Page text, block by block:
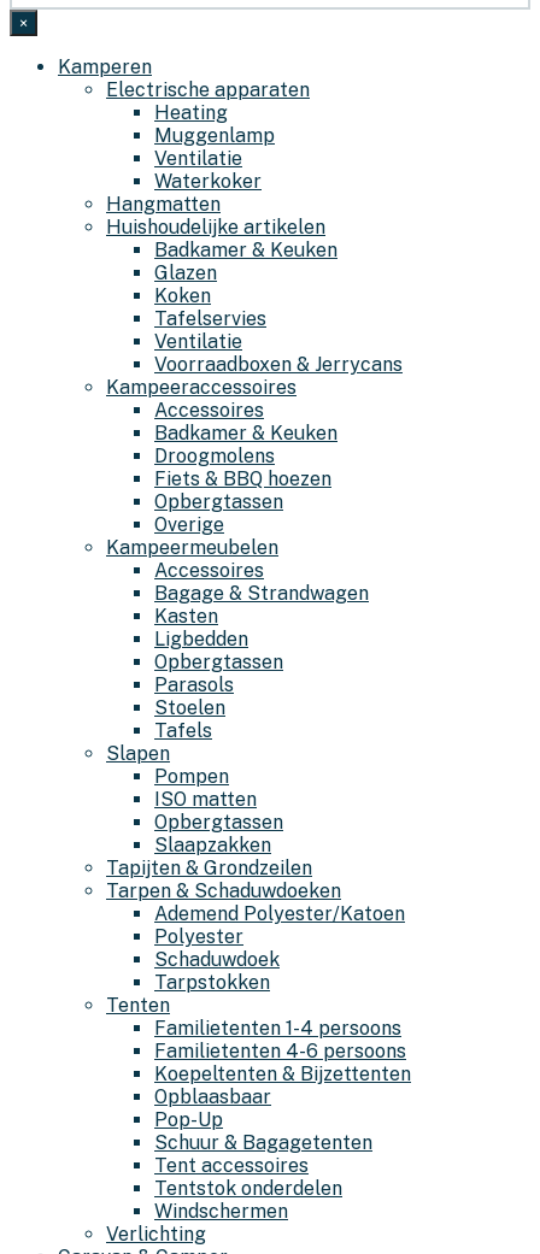
×
Kamperen
Electrische apparaten
Heating
Muggenlamp
Ventilatie
Waterkoker
Hangmatten
Huishoudelijke artikelen
Badkamer & Keuken
Glazen
Koken
Tafelservies
Ventilatie
Voorraadboxen & Jerrycans
Kampeeraccessoires
Accessoires
Badkamer & Keuken
Droogmolens
Fiets & BBQ hoezen
Opbergtassen
Overige
Kampeermeubelen
Accessoires
Bagage & Strandwagen
Kasten
Ligbedden
Opbergtassen
Parasols
Stoelen
Tafels
Slapen
Pompen
ISO matten
Opbergtassen
Slaapzakken
Tapijten & Grondzeilen
Tarpen & Schaduwdoeken
Ademend Polyester/Katoen
Polyester
Schaduwdoek
Tarpstokken
Tenten
Familietenten 1-4 persoons
Familietenten 4-6 persoons
Koepeltenten & Bijzettenten
Opblaasbaar
Pop-Up
Schuur & Bagagetenten
Tent accessoires
Tentstok onderdelen
Windschermen
Verlichting